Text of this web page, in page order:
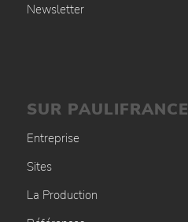
Newsletter
SUR PAULIFRANCE
Entreprise
Sites
La Production